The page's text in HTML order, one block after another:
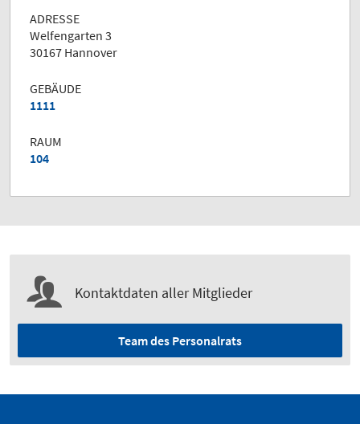
ADRESSE
Welfengarten 3
30167 Hannover
GEBÄUDE
1111
RAUM
104
Kontaktdaten aller Mitglieder
Team des Personalrats